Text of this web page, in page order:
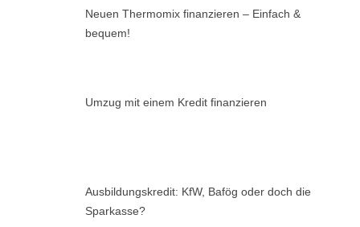
Neuen Thermomix finanzieren – Einfach &
bequem!
Umzug mit einem Kredit finanzieren
Ausbildungskredit: KfW, Bafög oder doch die
Sparkasse?